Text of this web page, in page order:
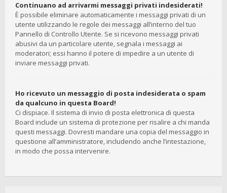
Continuano ad arrivarmi messaggi privati indesiderati!
È possibile eliminare automaticamente i messaggi privati ​​di un
utente utilizzando le regole dei messaggi all’interno del tuo
Pannello di Controllo Utente. Se si ricevono messaggi privati ​​
abusivi da un particolare utente, segnala i messaggi ai
moderatori; essi hanno il potere di impedire a un utente di
inviare messaggi privati​​.
Ho ricevuto un messaggio di posta indesiderata o spam
da qualcuno in questa Board!
Ci dispiace. Il sistema di invio di posta elettronica di questa
Board include un sistema di protezione per risalire a chi manda
questi messaggi. Dovresti mandare una copia del messaggio in
questione all’amministratore, includendo anche l’intestazione,
in modo che possa intervenire.